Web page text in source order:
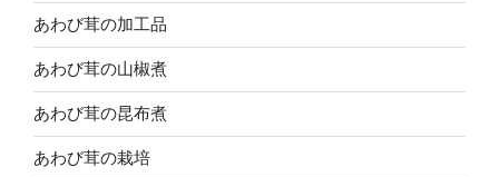
あわび茸の加工品
あわび茸の山椒煮
あわび茸の昆布煮
あわび茸の栽培